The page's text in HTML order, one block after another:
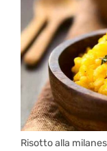
Risotto alla